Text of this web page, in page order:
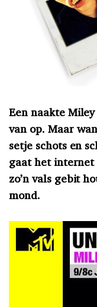
Een naakte
van op. Maar
setje schots en
gaat het internet
zo’n vals gebit
mond.